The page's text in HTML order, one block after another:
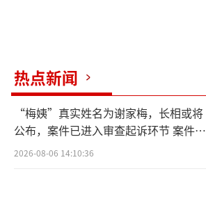
热点新闻
“梅姨”真实姓名为谢家梅，长相或将
公布，案件已进入审查起诉环节 案件迎
来新进展
2026-08-06 14:10:36